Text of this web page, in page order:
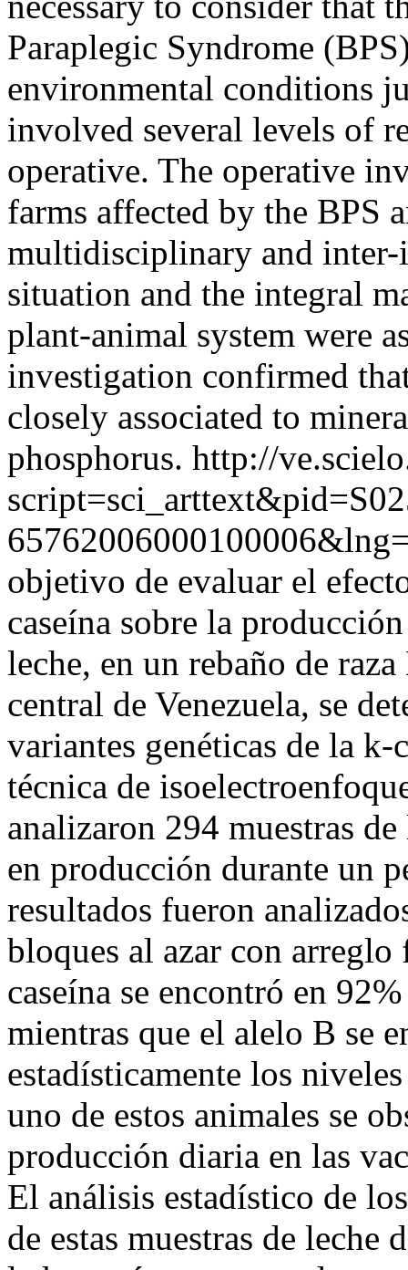
Paraplegic Syndrome
environmental conditions
involved several levels of
operative. The operative
farms affected by the BPS
multidisciplinary and
situation and the integral
plant-animal system were
investigation confirmed
closely associated to
phosphorus. http://
objetivo de evaluar el
caseína sobre la
leche, en un rebaño de
central de Venezuela, se
variantes genéticas de la
técnica de
analizaron 294 muestras
en producción durante un
resultados fueron
bloques al azar con
caseína se encontró en
mientras que el alelo B se
estadísticamente los
uno de estos animales se
producción diaria en las
El análisis estadístico de
de estas muestras de